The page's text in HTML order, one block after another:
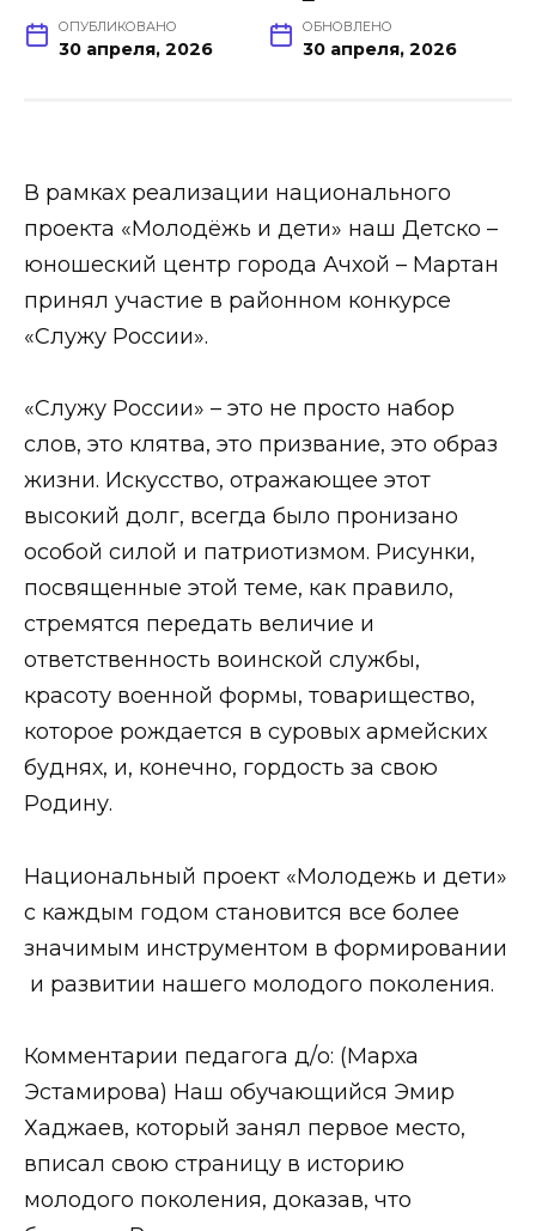
ОПУБЛИКОВАНО
30 апреля, 2026
ОБНОВЛЕНО
30 апреля, 2026
В рамках реализации национального
проекта «Молодёжь и дети» наш Детско –
юношеский центр города Ачхой – Мартан
принял участие в районном конкурсе
«Служу России».
«Служу России» – это не просто набор
слов, это клятва, это призвание, это образ
жизни. Искусство, отражающее этот
высокий долг, всегда было пронизано
особой силой и патриотизмом. Рисунки,
посвященные этой теме, как правило,
стремятся передать величие и
ответственность воинской службы,
красоту военной формы, товарищество,
которое рождается в суровых армейских
буднях, и, конечно, гордость за свою
Родину.
Национальный проект «Молодежь и дети»
с каждым годом становится все более
значимым инструментом в формировании
и развитии нашего молодого поколения.
Комментарии педагога д/о: (Марха
Эстамирова) Наш обучающийся Эмир
Хаджаев, который занял первое место,
вписал свою страницу в историю
молодого поколения, доказав, что